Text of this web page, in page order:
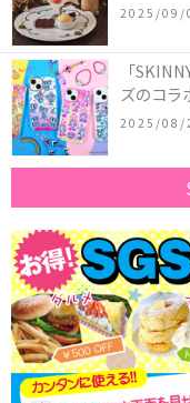
ーキアク
「かぼ
2025/09/
「
ズのコラ
作コレク
2025/08/